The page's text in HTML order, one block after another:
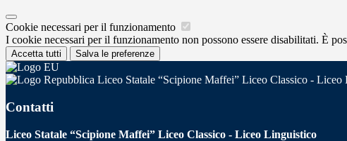
Cookie necessari per il funzionamento
I cookie necessari per il funzionamento non possono essere disabilitati. È
Accetta tutti Salva le preferenze
Liceo Statale “Scipione Maffei” Liceo Classico - Liceo
Contatti
Liceo Statale “Scipione Maffei” Liceo Classico - Liceo Linguistico